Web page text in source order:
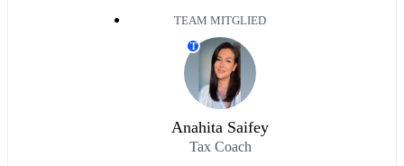
TEAM MITGLIED
T
Anahita Saifey
Tax Coach